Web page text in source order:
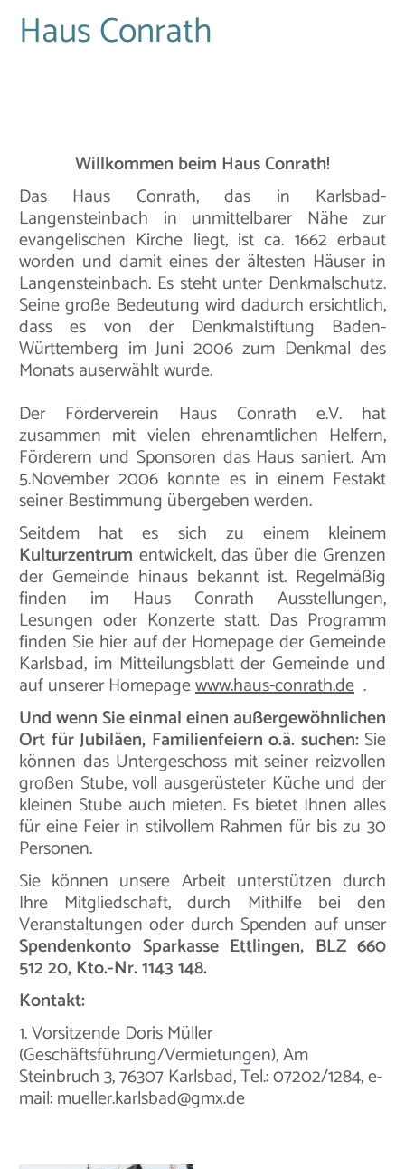
Haus Conrath
Willkommen beim Haus Conrath!
Das Haus Conrath, das in Karlsbad-
Langensteinbach in unmittelbarer Nähe zur
evangelischen Kirche liegt, ist ca. 1662 erbaut
worden und damit eines der ältesten Häuser in
Langensteinbach. Es steht unter Denkmalschutz.
Seine große Bedeutung wird dadurch ersichtlich,
dass es von der Denkmalstiftung Baden-
Württemberg im Juni 2006 zum Denkmal des
Monats auserwählt wurde.
Der Förderverein Haus Conrath e.V. hat
zusammen mit vielen ehrenamtlichen Helfern,
Förderern und Sponsoren das Haus saniert. Am
5.November 2006 konnte es in einem Festakt
seiner Bestimmung übergeben werden.
Seitdem hat es sich zu einem kleinem
Kulturzentrum entwickelt, das über die Grenzen
der Gemeinde hinaus bekannt ist. Regelmäßig
finden im Haus Conrath Ausstellungen,
Lesungen oder Konzerte statt. Das Programm
finden Sie hier auf der Homepage der Gemeinde
Karlsbad, im Mitteilungsblatt der Gemeinde und
auf unserer Homepagewww.haus-conrath.de .
Und wenn Sie einmal einen außergewöhnlichen
Ort für Jubiläen, Familienfeiern o.ä. suchen:Sie
können das Untergeschoss mit seiner reizvollen
großen Stube, voll ausgerüsteter Küche und der
kleinen Stube auch mieten. Es bietet Ihnen alles
für eine Feier in stilvollem Rahmen für bis zu 30
Personen.
Sie können unsere Arbeit unterstützen durch
Ihre Mitgliedschaft, durch Mithilfe bei den
Veranstaltungen oder durch Spenden auf unser
Spendenkonto Sparkasse Ettlingen, BLZ 660
512 20, Kto.-Nr. 1143 148.
Kontakt:
1. Vorsitzende Doris Müller
(Geschäftsführung/Vermietungen), Am
Steinbruch 3, 76307 Karlsbad, Tel.: 07202/1284, e-
mail: mueller.karlsbad@gmx.de